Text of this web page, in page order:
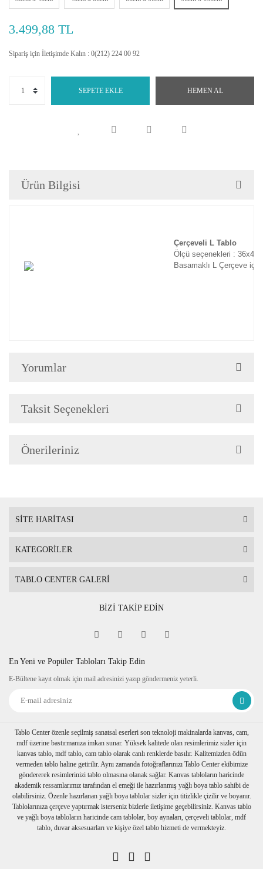
3.499,88 TL
Sipariş için İletişimde Kalın : 0(212) 224 00 92
SEPETE EKLE HEMEN AL
Ürün Bilgisi
Çerçeveli L Tablo
Ölçü seçenekleri :
Basamaklı L Çerçeve
Nakliye sırasında hasar
Yorumlar
Taksit Seçenekleri
Önerileriniz
SİTE HARİTASI
KATEGORİLER
TABLO CENTER GALERİ
BİZİ TAKİP EDİN
En Yeni ve Popüler Tabloları Takip Edin
E-Bültene kayıt olmak için mail adresinizi yazıp göndermeniz yeterli.
Tablo Center özenle seçilmiş sanatsal eserleri son teknoloji makinalarda kanvas, cam,
mdf üzerine bastırmanıza imkan sunar. Yüksek kalitede olan resimlerimiz sizler için
kanvas tablo, mdf tablo, cam tablo olarak canlı renklerde basılır. Kalitemizden ödün
vermeden tablo haline getirilir. Aynı zamanda fotoğraflarınızı Tablo Center ekibimize
göndererek resimlerinizi tablo olmasına olanak sağlar. Kanvas tabloların haricinde
akademik ressamlarımız tarafından el emeği ile hazırlanmış yağlı boya tablo sahibi de
olabilirsiniz. Özenle hazırlanan yağlı boya tablolar sizler için titizlikle çizilir ve boyanır.
Tablolarınıza çerçeve yaptırmak isterseniz bizlerle iletişime geçebilirsiniz. Kanvas tablo
ve yağlı boya tabloların haricinde cam tablolar, boy aynaları, çerçeveli tablolar, mdf
tablo, duvar aksesuarları ve kişiye özel tablo hizmeti de vermekteyiz.